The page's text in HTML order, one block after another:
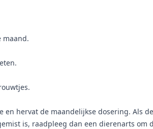
maand.
hervat de maandelijkse dosering. Als
is, raadpleeg dan een dierenarts om